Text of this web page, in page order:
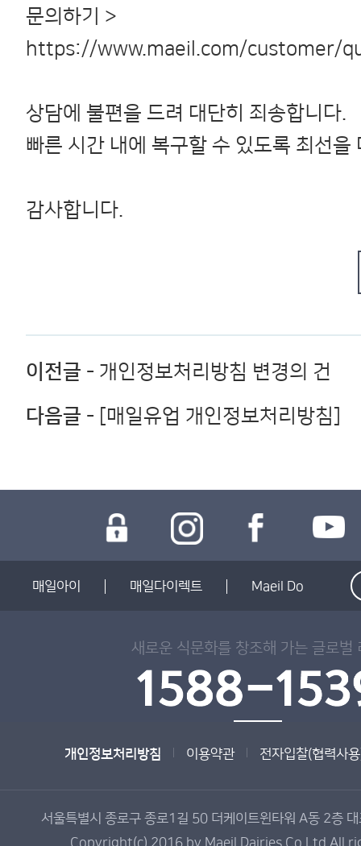
문의하기 >
https://www.maeil.com/customer/
상담에 불편을 드려 대단히 죄송합니다.
빠른 시간 내에 복구할 수 있도록 최선을
감사합니다.
이전글 - 개인정보처리방침 변경의 건
다음글 - [매일유업 개인정보처리방침]
매일아이 매일다이렉트 Maeil Do
새로운 식문화를 창조해 가는 글로벌
개인정보처리방침 이용약관 전자입찰(협력사
서울특별시 종로구 종로1길 50 더케이트윈타워 A동 2층
Copyright(c) 2016 by Maeil Dairies Co.Ltd All